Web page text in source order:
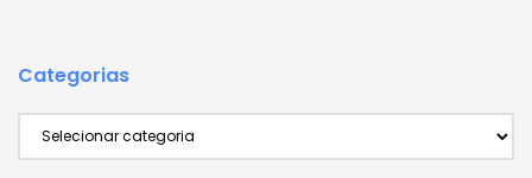
Categorias